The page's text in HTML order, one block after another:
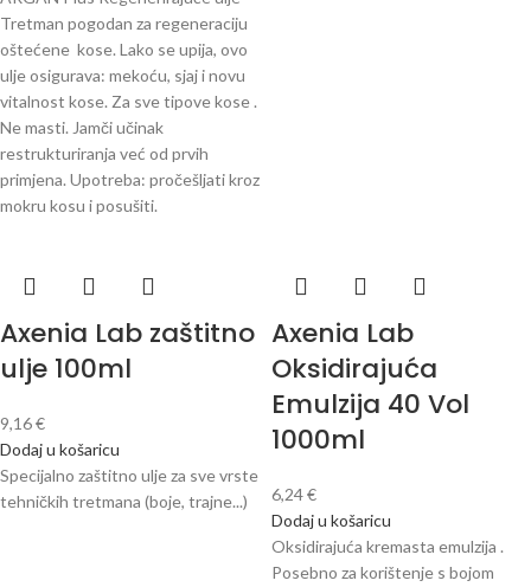
Tretman pogodan za regeneraciju
oštećene kose. Lako se upija, ovo
ulje osigurava: mekoću, sjaj i novu
vitalnost kose. Za sve tipove kose .
Ne masti. Jamči učinak
restrukturiranja već od prvih
primjena. Upotreba: pročešljati kroz
mokru kosu i posušiti.
Axenia Lab zaštitno
ulje 100ml
9,16€
Dodaj u košaricu
Specijalno zaštitno ulje za sve vrste
tehničkih tretmana (boje, trajne...)
Axenia Lab
Oksidirajuća
Emulzija 40 Vol
1000ml
6,24€
Dodaj u košaricu
Oksidirajuća kremasta emulzija .
Posebno za korištenje s bojom